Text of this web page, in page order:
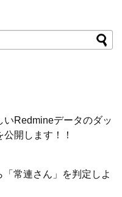
いRedmineデータのダッ
開します！！
常連さん」を判定しよ